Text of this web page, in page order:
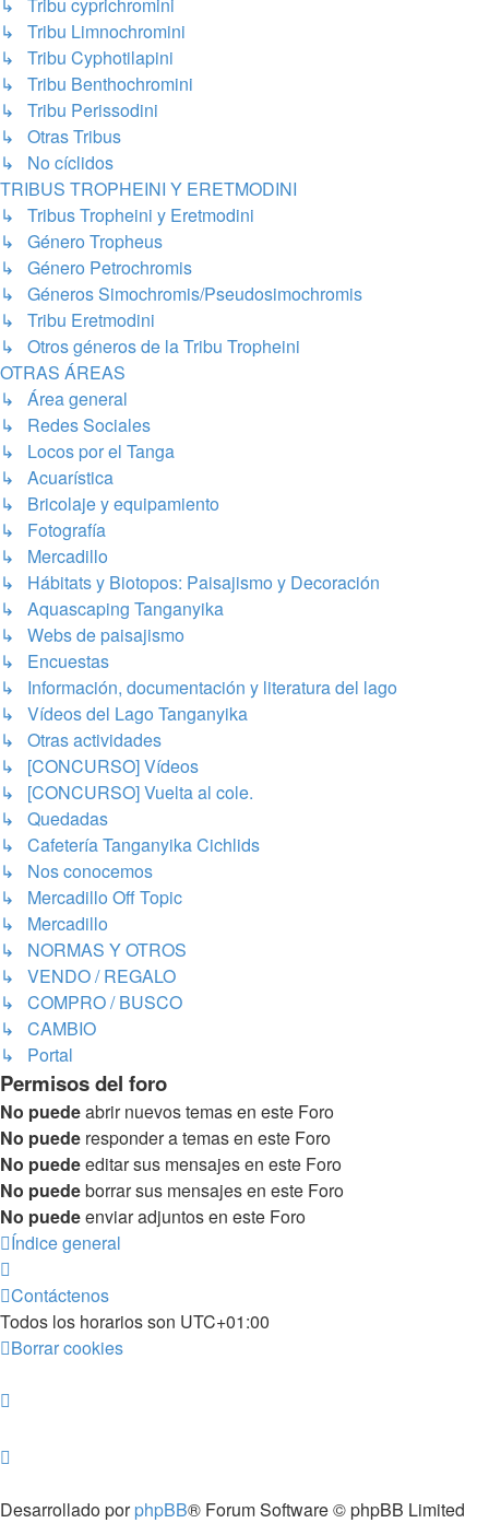
↳ Tribu Limnochromini
↳ Tribu Cyphotilapini
↳ Tribu Benthochromini
↳ Tribu Perissodini
↳ Otras Tribus
↳ No cíclidos
TRIBUS TROPHEINI Y ERETMODINI
↳ Tribus Tropheini y Eretmodini
↳ Género Tropheus
↳ Género Petrochromis
↳ Géneros Simochromis/Pseudosimochromis
↳ Tribu Eretmodini
↳ Otros géneros de la Tribu Tropheini
OTRAS ÁREAS
↳ Área general
↳ Redes Sociales
↳ Locos por el Tanga
↳ Acuarística
↳ Bricolaje y equipamiento
↳ Fotografía
↳ Mercadillo
↳ Hábitats y Biotopos: Paisajismo y Decoración
↳ Aquascaping Tanganyika
↳ Webs de paisajismo
↳ Encuestas
↳ Información, documentación y literatura del lago
↳ Vídeos del Lago Tanganyika
↳ Otras actividades
↳ [CONCURSO] Vídeos
↳ [CONCURSO] Vuelta al cole.
↳ Quedadas
↳ Cafetería Tanganyika Cichlids
↳ Nos conocemos
↳ Mercadillo Off Topic
↳ Mercadillo
↳ NORMAS Y OTROS
↳ VENDO / REGALO
↳ COMPRO / BUSCO
↳ CAMBIO
↳ Portal
Permisos del foro
No puedeabrir nuevos temas en este Foro
No puede responder a temas en este Foro
No puedeeditar sus mensajes en este Foro
No puedeborrar sus mensajes en este Foro
No puedeenviar adjuntos en este Foro
Índice general
Contáctenos
Todos los horarios son UTC+01:00
Borrar cookies
Desarrollado porphpBB® Forum Software © phpBB Limited